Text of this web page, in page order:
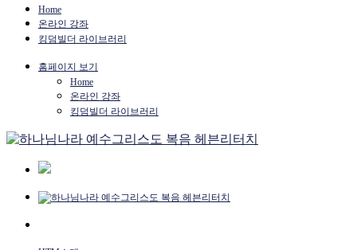
Home
온라인 강좌
킹덤빌더 라이브러리
홈페이지 보기
Home
온라인 강좌
킹덤빌더 라이브러리